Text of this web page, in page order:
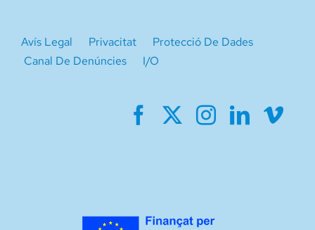
Avís Legal Privacitat
Protecció De Dades
Canal De Denúncies
I/O